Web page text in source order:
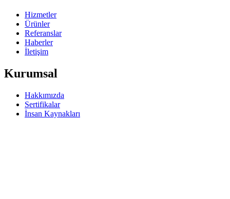
Hizmetler
Ürünler
Referanslar
Haberler
İletişim
Kurumsal
Hakkımızda
Sertifikalar
İnsan Kaynakları